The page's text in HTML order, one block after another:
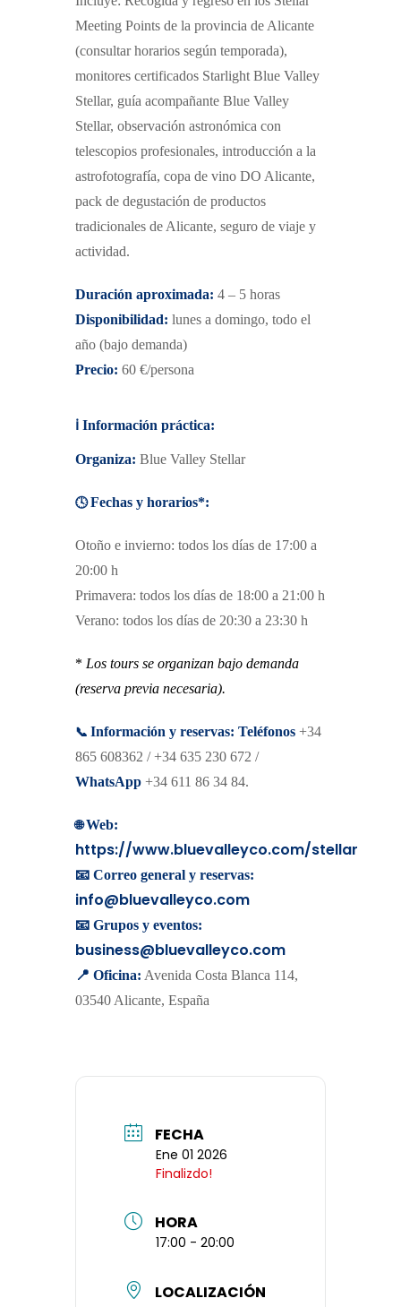
Meeting Points de la provincia de Alicante
(consultar horarios según temporada),
monitores certificados Starlight Blue Valley
Stellar, guía acompañante Blue Valley
Stellar, observación astronómica con
telescopios profesionales, introducción a la
astrofotografía, copa de vino DO Alicante,
pack de degustación de productos
tradicionales de Alicante, seguro de viaje y
actividad.
Duración aproximada: 4 – 5 horas
Disponibilidad: lunes a domingo, todo el
año (bajo demanda)
Precio: 60 €/persona
ℹ️ Información práctica:
Organiza: Blue Valley Stellar
🕓Fechas y horarios*:
Otoño e invierno: todos los días de 17:00 a
20:00 h
Primavera: todos los días de 18:00 a 21:00 h
Verano: todos los días de 20:30 a 23:30 h
* Los tours se organizan bajo demanda
(reserva previa necesaria).
📞 Información y reservas: Teléfonos +34
865 608362 / +34 635 230 672 /
WhatsApp +34 611 86 34 84.
🌐Web:
https://www.bluevalleyco.com/stellar
📧 Correo general y reservas:
info@bluevalleyco.com
📧 Grupos y eventos:
business@bluevalleyco.com
📍 Oficina: Avenida Costa Blanca 114,
03540 Alicante, España
FECHA
Ene 01 2026
Finalizdo!
HORA
17:00 - 20:00
LOCALIZACIÓN